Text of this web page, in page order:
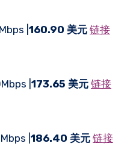
| 160.90 美元 链接
| 173.65 美元 链接
| 186.40 美元 链接